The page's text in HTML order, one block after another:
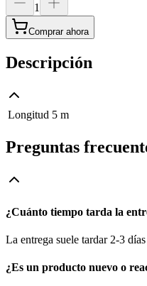
1
Comprar ahora
Descripción
Longitud 5 m
Preguntas
¿Cuánto tiempo tarda la
La entrega suele tardar 2-3
¿Es un producto nuevo o